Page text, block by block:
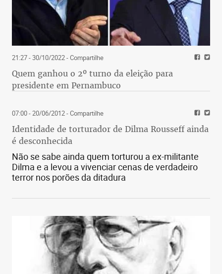
21:27 - 30/10/2022- Compartilhe
Quem ganhou o 2º turno da eleição para
presidente em Pernambuco
07:00 - 20/06/2012- Compartilhe
Identidade de torturador de Dilma Rousseff ainda
é desconhecida
Não se sabe ainda quem torturou a ex-militante
Dilma e a levou a vivenciar cenas de verdadeiro
terror nos porões da ditadura